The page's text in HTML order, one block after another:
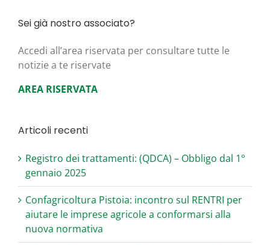
Sei già nostro associato?
Acce­di all’area riser­va­ta per con­sul­ta­re tut­te le
noti­zie a te riservate
AREA RISERVATA
Articoli recenti
Registro dei trattamenti: (QDCA) – Obbligo dal 1°
gennaio 2025
Confagricoltura Pistoia: incontro sul RENTRI per
aiutare le imprese agricole a conformarsi alla
nuova normativa